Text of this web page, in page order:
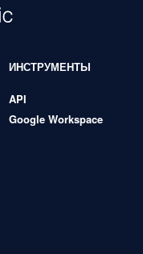
ИНСТРУМЕНТЫ
API
Google Workspace